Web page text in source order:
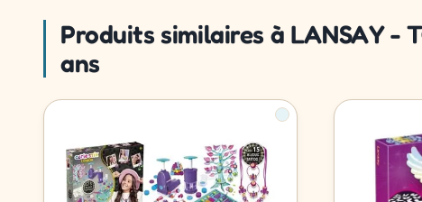
Produits similaires à LANSAY -
ans